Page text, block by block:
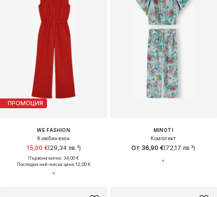
ПРОМОЦИЯ
WE FASHION
Комбинезон
15,00 €(29,34 лв.³)
Първоначално: 34,00 €
Последна най-ниска цена:12,00 €
MINOTI
Комплект
От 36,90 €(72,17 лв.³)